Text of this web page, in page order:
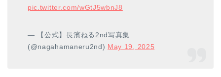
pic.twitter.com/wGtJ5wbnJ8
— 【公式】長濱ねる2nd写真集
(@nagahamaneru2nd) May 19, 2025